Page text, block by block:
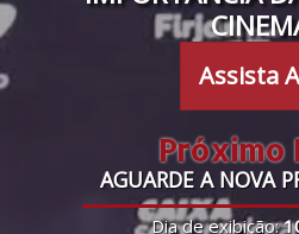
Assista
Próximo
AGUARDE A NOVA
Dia de exibição: